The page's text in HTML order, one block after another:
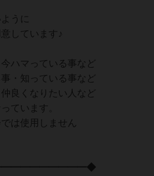
うに
しています♪
ハマっている事など
・知っている事など
良くなりたい人など
ています。
は使用しません